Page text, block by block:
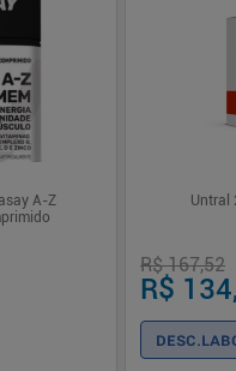
A-Z
Untral
R$ 167,52
R$